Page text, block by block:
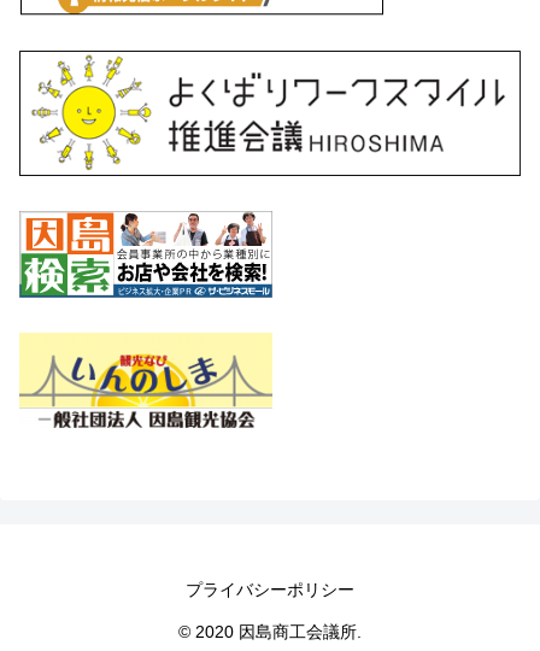
プライバシーポリシー
© 2020 因島商工会議所.